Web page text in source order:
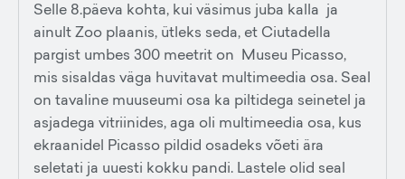
Selle 8.päeva kohta, kui väsimus juba kalla ja
ainult Zoo plaanis, ütleks seda, et Ciutadella
pargist umbes 300 meetrit on Museu Picasso,
mis sisaldas väga huvitavat multimeedia osa. Seal
on tavaline muuseumi osa ka piltidega seinetel ja
asjadega vitriinides, aga oli multimeedia osa, kus
ekraanidel Picasso pildid osadeks võeti ära
seletati ja uuesti kokku pandi. Lastele olid seal